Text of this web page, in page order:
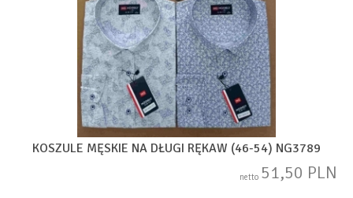
KOSZULE MĘSKIE NA DŁUGI RĘKAW (46-54) NG3789
netto 51,50 PLN